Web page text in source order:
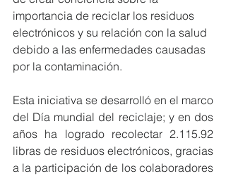
importancia de reciclar los residuos
electrónicos y su relación con la salud
debido a las enfermedades causadas
por la contaminación.
Esta iniciativa se desarrolló en el marco
del Día mundial del reciclaje; y en dos
años ha logrado recolectar 2.115.92
libras de residuos electrónicos, gracias
a la participación de los colaboradores